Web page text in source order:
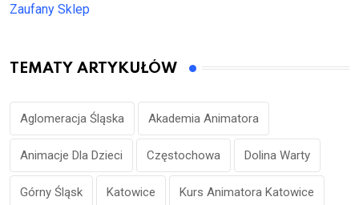
Zaufany Sklep
TEMATY ARTYKUŁÓW
Aglomeracja Śląska Akademia Animatora
Animacje Dla Dzieci Częstochowa Dolina Warty
Górny Śląsk Katowice Kurs Animatora Katowice